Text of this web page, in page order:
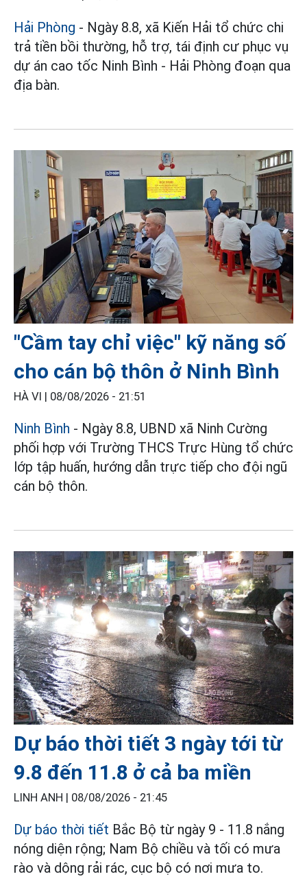
Hải Phòng - Ngày 8.8, xã Kiến Hải tổ chức chi
trả tiền bồi thường, hỗ trợ, tái định cư phục vụ
dự án cao tốc Ninh Bình - Hải Phòng đoạn qua
địa bàn.
"Cầm tay chỉ việc" kỹ năng số
cho cán bộ thôn ở Ninh Bình
HÀ VI | 08/08/2026 - 21:51
Ninh Bình - Ngày 8.8, UBND xã Ninh Cường
phối hợp với Trường THCS Trực Hùng tổ chức
lớp tập huấn, hướng dẫn trực tiếp cho đội ngũ
cán bộ thôn.
Dự báo thời tiết 3 ngày tới từ
9.8 đến 11.8 ở cả ba miền
LINH ANH | 08/08/2026 - 21:45
Dự báo thời tiết Bắc Bộ từ ngày 9 - 11.8 nắng
nóng diện rộng; Nam Bộ chiều và tối có mưa
rào và dông rải rác, cục bộ có nơi mưa to.